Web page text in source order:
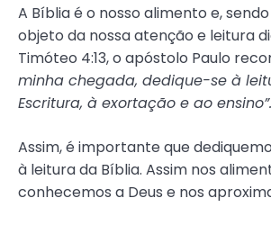
A Bíblia é o nosso alimento e,
objeto da nossa atenção e leitura
Timóteo 4:13, o apóstolo Paulo
minha chegada, dedique-se à
Escritura, à exortação e ao ensino”.
Assim, é importante que
à leitura da Bíblia. Assim nos
conhecemos a Deus e nos